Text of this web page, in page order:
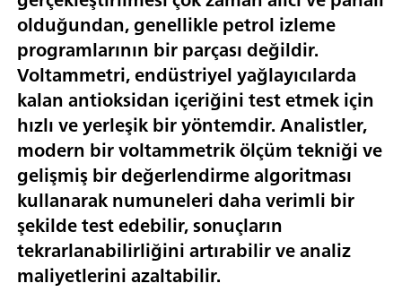
olduğundan, genellikle petrol izleme
programlarının bir parçası değildir.
Voltammetri, endüstriyel yağlayıcılarda
kalan antioksidan içeriğini test etmek için
hızlı ve yerleşik bir yöntemdir. Analistler,
modern bir voltammetrik ölçüm tekniği ve
gelişmiş bir değerlendirme algoritması
kullanarak numuneleri daha verimli bir
şekilde test edebilir, sonuçların
tekrarlanabilirliğini artırabilir ve analiz
maliyetlerini azaltabilir.